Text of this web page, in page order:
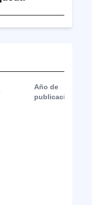
Año de
publicación